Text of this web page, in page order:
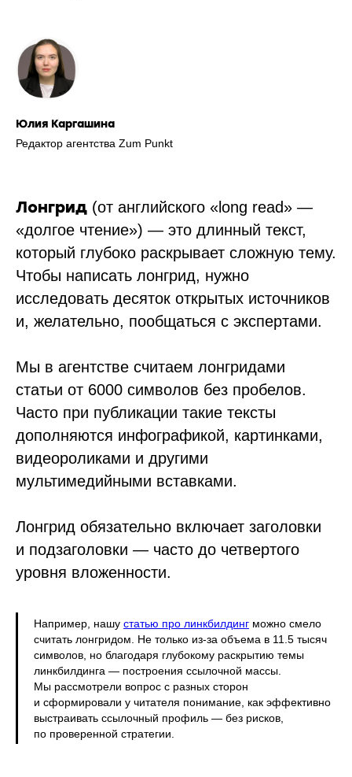
Юлия Каргашина
Редактор агентства Zum Punkt
Лонгрид (от английского «long read» —
«долгое чтение») — это длинный текст,
который глубоко раскрывает сложную тему.
Чтобы написать лонгрид, нужно
исследовать десяток открытых источников
и, желательно, пообщаться с экспертами.
Мы в агентстве считаем лонгридами
статьи от 6000 символов без пробелов.
Часто при публикации такие тексты
дополняются инфографикой, картинками,
видеороликами и другими
мультимедийными вставками.
Лонгрид обязательно включает заголовки
и подзаголовки — часто до четвертого
уровня вложенности.
Например, нашу статью про линкбилдинг можно смело
считать лонгридом. Не только из-за объема в 11.5 тысяч
символов, но благодаря глубокому раскрытию темы
линкбилдинга — построения ссылочной массы.
Мы рассмотрели вопрос с разных сторон
и сформировали у читателя понимание, как эффективно
выстраивать ссылочный профиль — без рисков,
по проверенной стратегии.